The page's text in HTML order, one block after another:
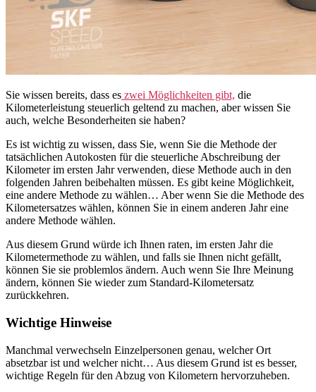
Sie wissen bereits, dass es zwei Möglichkeiten gibt, die
Kilometerleistung steuerlich geltend zu machen, aber wissen Sie
auch, welche Besonderheiten sie haben?
Es ist wichtig zu wissen, dass Sie, wenn Sie die Methode der
tatsächlichen Autokosten für die steuerliche Abschreibung der
Kilometer im ersten Jahr verwenden, diese Methode auch in den
folgenden Jahren beibehalten müssen. Es gibt keine Möglichkeit,
eine andere Methode zu wählen… Aber wenn Sie die Methode des
Kilometersatzes wählen, können Sie in einem anderen Jahr eine
andere Methode wählen.
Aus diesem Grund würde ich Ihnen raten, im ersten Jahr die
Kilometermethode zu wählen, und falls sie Ihnen nicht gefällt,
können Sie sie problemlos ändern. Auch wenn Sie Ihre Meinung
ändern, können Sie wieder zum Standard-Kilometersatz
zurückkehren.
Wichtige Hinweise
Manchmal verwechseln Einzelpersonen genau, welcher Ort
absetzbar ist und welcher nicht… Aus diesem Grund ist es besser,
wichtige Regeln für den Abzug von Kilometern hervorzuheben.